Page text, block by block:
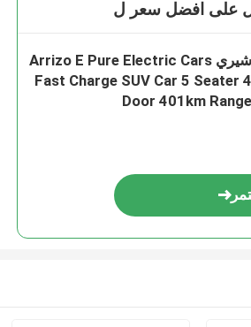
على افضل سعر ل
شيري Arrizo E Pure Electric Cars
Fast Charge SUV Car 5 Seater 4
Door 401km Range